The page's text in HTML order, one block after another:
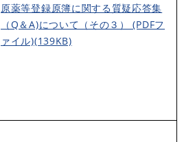
原薬等登録原簿に関する質疑応答集
（Q＆A)について（その３） (PDFフ
ァイル)(139KB)